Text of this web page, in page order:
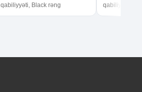
qabiliyyəti, Black rəng
qabiliyyəti,